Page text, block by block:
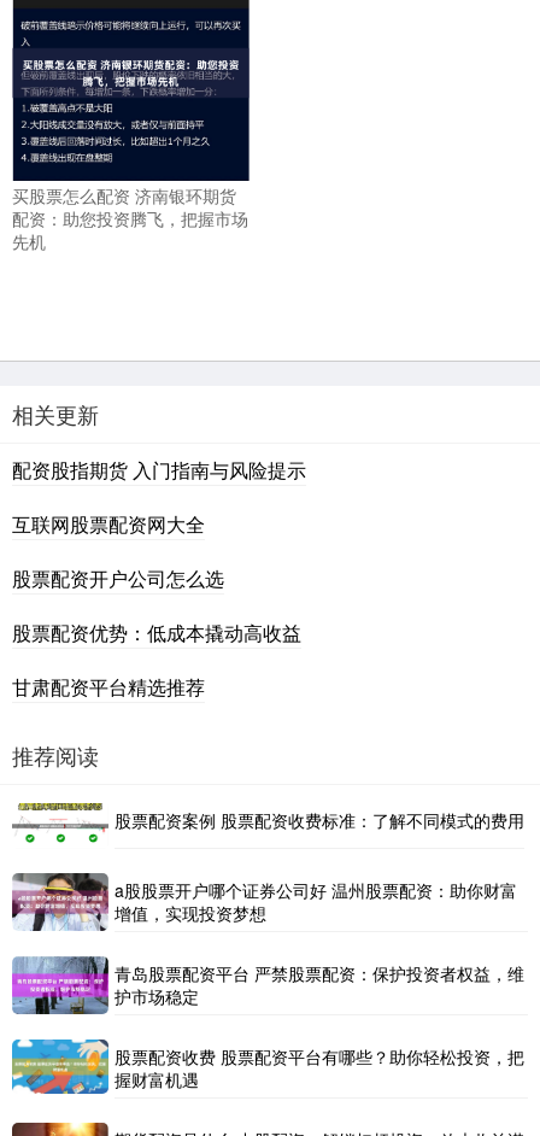
买股票怎么配资 济南银环期货
配资：助您投资腾飞，把握市场
先机
相关更新
配资股指期货 入门指南与风险提示
互联网股票配资网大全
股票配资开户公司怎么选
股票配资优势：低成本撬动高收益
甘肃配资平台精选推荐
推荐阅读
股票配资案例 股票配资收费标准：了解不同模式的费用
a股股票开户哪个证券公司好 温州股票配资：助你财富
增值，实现投资梦想
青岛股票配资平台 严禁股票配资：保护投资者权益，维
护市场稳定
股票配资收费 股票配资平台有哪些？助你轻松投资，把
握财富机遇